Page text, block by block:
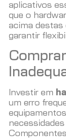
aplicativos
que o
acima destas
garantir
Investir em
um erro